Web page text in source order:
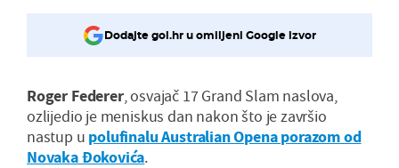
Dodajte gol.hr u omiljeni Google izvor
Roger Federer, osvajač 17 Grand Slam naslova,
ozlijedio je meniskus dan nakon što je završio
nastup u polufinalu Australian Opena porazom od
Novaka Đokovića.